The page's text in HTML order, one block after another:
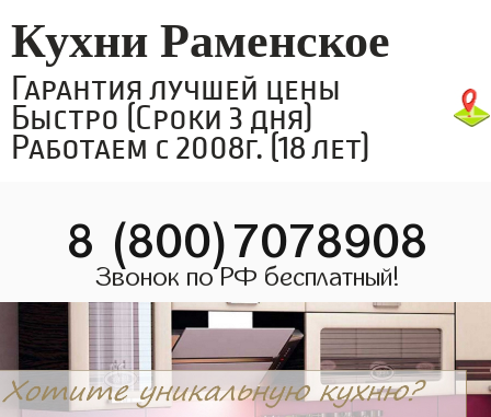
Кухни Раменское
Гарантия лучшей цены
Быстро (Сроки 3 дня)
Работаем с 2008г. (18 лет)
8 (800)7078908
Звонок по РФ бесплатный!